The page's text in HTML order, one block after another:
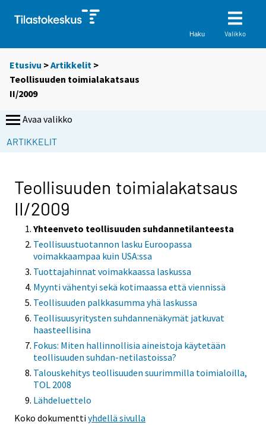
Haku Valikko
Etusivu >Artikkelit >
Teollisuuden toimialakatsaus
II/2009
Avaa valikko
ARTIKKELIT
Teollisuuden toimialakatsaus
II/2009
Yhteenveto teollisuuden suhdannetilanteesta
Teollisuustuotannon lasku Euroopassa
voimakkaampaa kuin USA:ssa
Tuottajahinnat voimakkaassa laskussa
Myynti vähentyi sekä kotimaassa että viennissä
Teollisuuden palkkasumma yhä laskussa
Teollisuusyritysten suhdannenäkymät jatkuvat
haasteellisina
Fokus: Miten hallinnollisia aineistoja käytetään
teollisuuden suhdan-netilastoissa?
Talouskehitys teollisuuden suurimmilla toimialoilla,
TOL 2008
Lähdeluettelo
Koko dokumenttiyhdellä sivulla